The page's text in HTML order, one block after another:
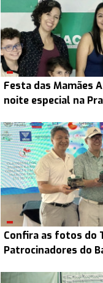
Festa das Mamães
noite especial na
Confira as fotos do
Patrocinadores do